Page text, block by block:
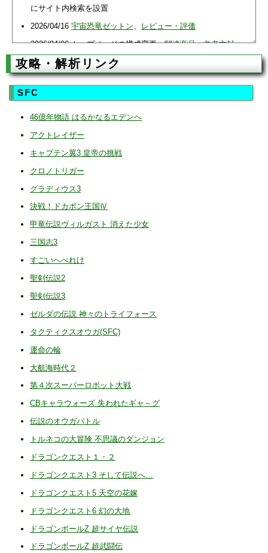
にサイト内検索を設置
2026/04/16 宇宙恐竜ゼットン
レビュー・評価
2026/04/06 トップページの構成変更、関連商品・参考文献
2025/12/23攻撃・必殺技・スペシウム光線
2025/12/14 FAQ作成
2025/12/12 全ページ調整
2025/12/06 ゼットン 、 裏技・オプション・難易度
2025/12/05スコア・ランキング
品
2025/11/20 取扱説明
2025/09/06ジェロニモン
2025/09/04
メフィラス星人（エキスパート動画）
2025/09/02 取扱説明 、 難易度 、メフィラス星人
2025/08/31
2025/08/30レッドキング（ノーダメージ動画）
2025/08/25
2025/08/24
2025/08/23テレスドン（ノーダメージ動画）
2025/08/20スコア・ランキング
2025/08/19
2025/08/17 オプション・難易度
2025/08/16
ジェロニモン 、ゼットン
2025/08/14 ゴモラ、メフィラス星人
2025/07/31 エンディング
2025/07/24 ジャミラ 、ブルトン
2025/07/23レビュー・評価
2025/04/27
スコア・ランキング
2025/04/12 トップページ
2025/04/11 全ページ調整
2025/04/06 発売34周年
2024/04/06 発売33周年、全ページ調整
攻略・解析リンク
SFC
46億年物語 はるかなるエデンへ
アクトレイザー
キャプテン翼3 皇帝の挑戦
クロノトリガー
グラディウス3
決戦！ドカポン王国Ⅳ
甲竜伝説ヴィルガスト 消えた少女
三国志3
すごいへべれけ
聖剣伝説2
聖剣伝説3
ゼルダの伝説 神々のトライフォース
タクティクスオウガ(SFC)
運命の輪
大航海時代２
第４次スーパーロボット大戦
CBキャラウォーズ 失われたギャ～グ
伝説のオウガバトル
トルネコの大冒険 不思議のダンジョン
ドラゴンクエスト１・２
ドラゴンクエスト3 そして伝説へ…
ドラゴンクエスト5 天空の花嫁
ドラゴンクエスト6 幻の大地
ドラゴンボールZ 超サイヤ伝説
ドラゴンボールZ 超武闘伝